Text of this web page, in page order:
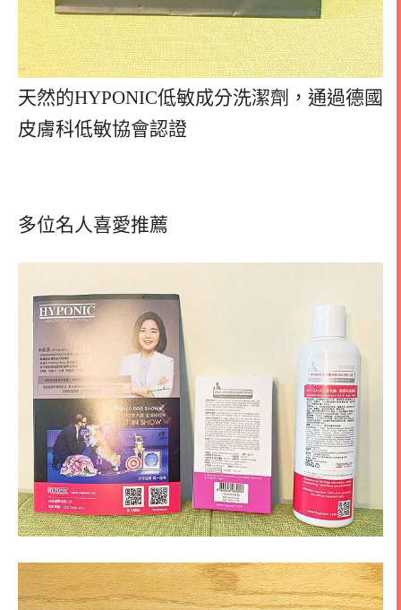
天然的HYPONIC低敏成分洗潔劑，通過德國
皮膚科低敏協會認證
多位名人喜愛推薦